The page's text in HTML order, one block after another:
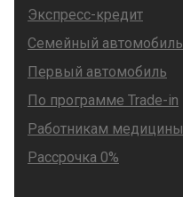
Экспресс-кредит
Семейный автомобиль
Первый автомобиль
По программе Trade-in
Работникам медицины
Рассрочка 0%